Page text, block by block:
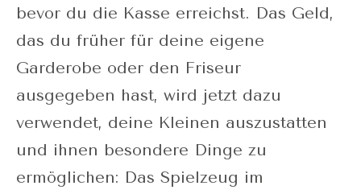
bevor du die Kasse erreichst. Das Geld,
das du früher für deine eigene
Garderobe oder den Friseur
ausgegeben hast, wird jetzt dazu
verwendet, deine Kleinen auszustatten
und ihnen besondere Dinge zu
ermöglichen: Das Spielzeug im